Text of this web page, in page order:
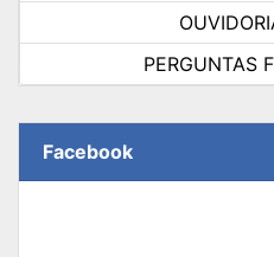
PERGUNTAS
Facebook